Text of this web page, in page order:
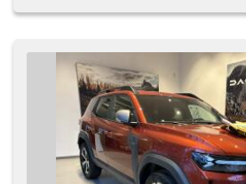
bezklíčové odemykání, Lichtsensor,
Beifahrerairbagdeaktivierung, hands
Apple CarPlay, bezdrátová nabíječka
Bluetooth, El. Seitenscheiben,
Wegfahrsperre, isofix, beheizte
Fahrersitz, Vorderlichter LED, Heck
Nebelscheinwerfer, Start-Stop
rádia (DAB), Außenthermometer,
Frontscheibe, Heckscheibenwischer,
Antrieb 4x2, Garantie, LPG im Kfz-